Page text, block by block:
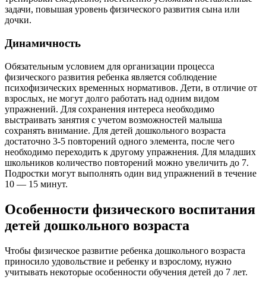
задачи, повышая уровень физического развития сына или
дочки.
Динамичность
Обязательным условием для организации процесса
физического развития ребенка является соблюдение
психофизических временных нормативов. Дети, в отличие от
взрослых, не могут долго работать над одним видом
упражнений. Для сохранения интереса необходимо
выстраивать занятия с учетом возможностей малыша
сохранять внимание. Для детей дошкольного возраста
достаточно 3-5 повторений одного элемента, после чего
необходимо переходить к другому упражнения. Для младших
школьников количество повторений можно увеличить до 7.
Подростки могут выполнять один вид упражнений в течение
10 — 15 минут.
Особенности физического воспитания
детей дошкольного возраста
Чтобы физическое развитие ребенка дошкольного возраста
приносило удовольствие и ребенку и взрослому, нужно
учитывать некоторые особенности обучения детей до 7 лет.